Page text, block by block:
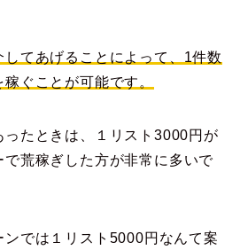
てあげることによって、1件数
ぐことが可能です。
たときは、１リスト3000円が
荒稼ぎした方が非常に多いで
では１リスト5000円なんて案